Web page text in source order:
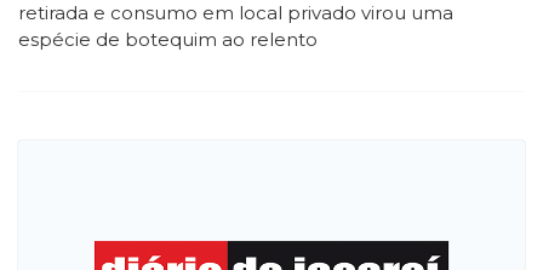
retirada e consumo em local privado virou uma
espécie de botequim ao relento